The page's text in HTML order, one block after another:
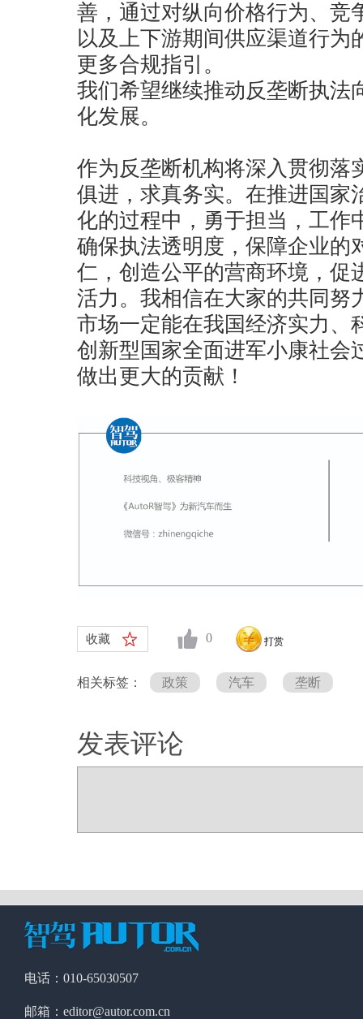
善，通过对纵向价格行为、竞
以及上下游期间供应渠道行为
更多合规指引。
我们希望继续推动反垄断执法
化发展。
作为反垄断机构将深入贯彻落
俱进，求真务实。在推进国家
化的过程中，勇于担当，工作
确保执法透明度，保障企业的
仁，创造公平的营商环境，促
活力。我相信在大家的共同努
市场一定能在我国经济实力、
创新型国家全面进军小康社会
做出更大的贡献！
收藏 0 打赏
相关标签： 政策 汽车 垄断
发表评论
电话：010-65030507
邮箱：editor@autor.com.cn